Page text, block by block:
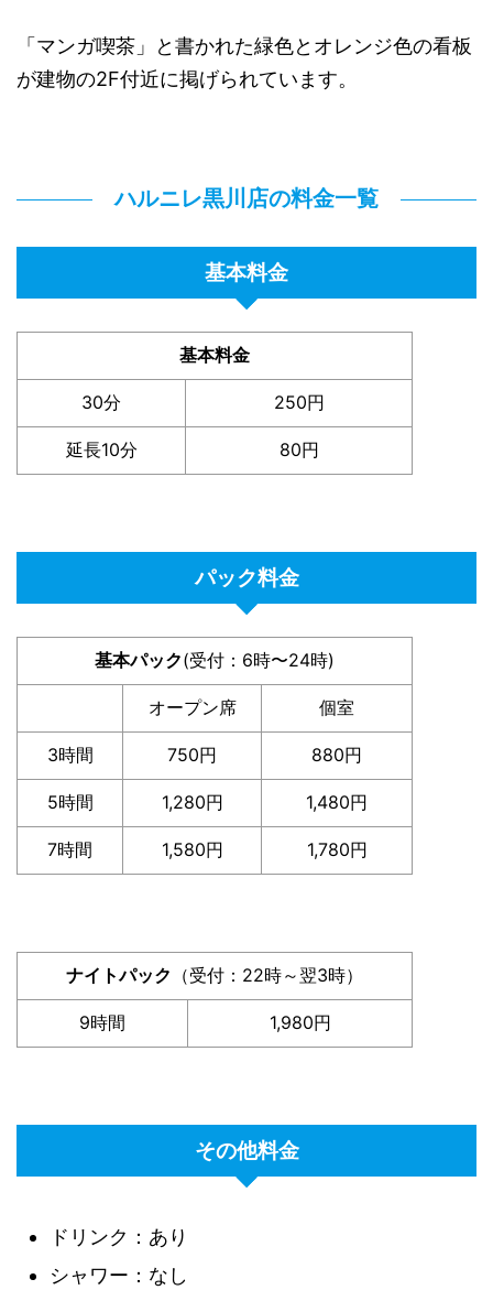
「マンガ喫茶」と書かれた緑色とオレンジ色の看板
が建物の2F付近に掲げられています。
ハルニレ黒川店の料金一覧
基本料金
基本料金
30分 250円
延長10分 80円
パック料金
基本パック(受付：6時〜24時)
オープン席 個室
3時間 750円 880円
5時間 1,280円 1,480円
7時間 1,580円 1,780円
ナイトパック （受付：22時～翌3時）
9時間 1,980円
その他料金
ドリンク：あり
シャワー：なし